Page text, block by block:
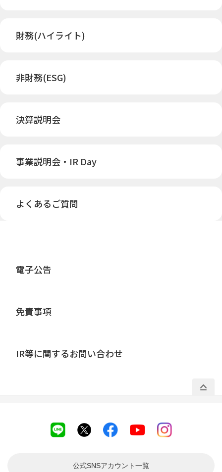
財務(ハイライト)
非財務(ESG)
決算説明会
事業説明会・IR Day
よくあるご質問
電子公告
免責事項
IR等に関するお問い合わせ
公式SNSアカウント一覧